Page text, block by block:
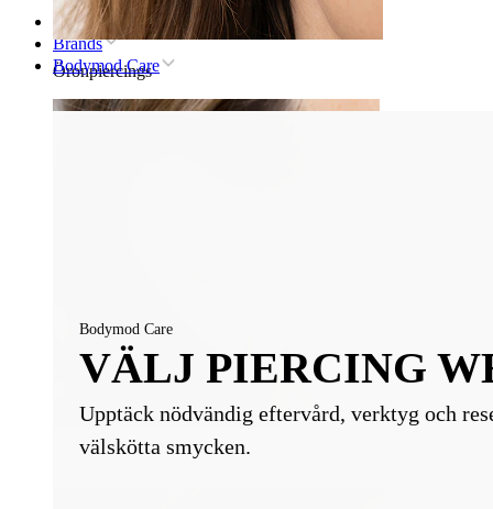
Öronpiercings
Örsnibb
Hem
Brands
Bodymod Care
Bodymod Care
VÄLJ PIERCING
Upptäck nödvändig eftervård, verktyg och
välskötta smycken.